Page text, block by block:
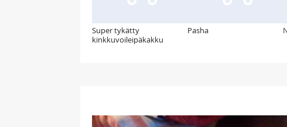
Super tykätty
kinkkuvoileipäkakku
Pasha